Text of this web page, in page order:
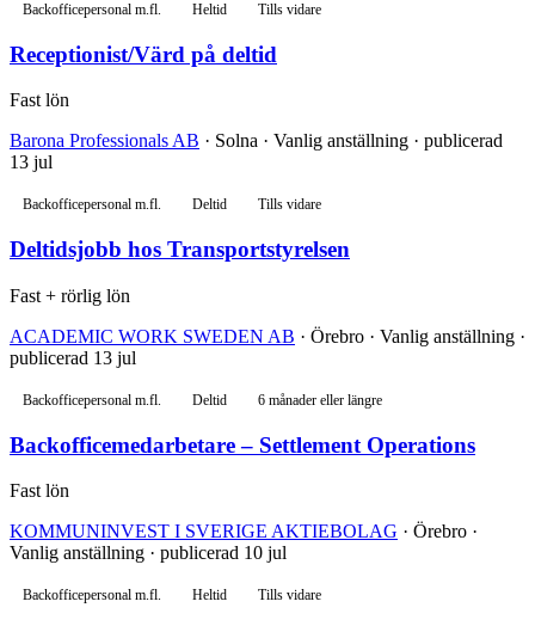
Backofficepersonal m.fl. Heltid Tills vidare
Receptionist/Värd på deltid
Fast lön
Barona Professionals AB · Solna · Vanlig anställning · publicerad
13 jul
Backofficepersonal m.fl. Deltid Tills vidare
Deltidsjobb hos Transportstyrelsen
Fast + rörlig lön
ACADEMIC WORK SWEDEN AB · Örebro · Vanlig anställning ·
publicerad 13 jul
Backofficepersonal m.fl. Deltid 6 månader eller längre
Backofficemedarbetare – Settlement Operations
Fast lön
KOMMUNINVEST I SVERIGE AKTIEBOLAG · Örebro ·
Vanlig anställning · publicerad 10 jul
Backofficepersonal m.fl. Heltid Tills vidare